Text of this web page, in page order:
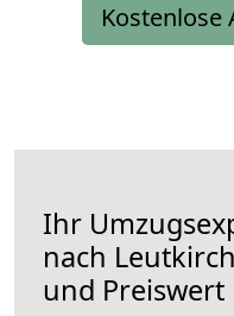
Kostenlose
Ihr
nach
und Preiswert